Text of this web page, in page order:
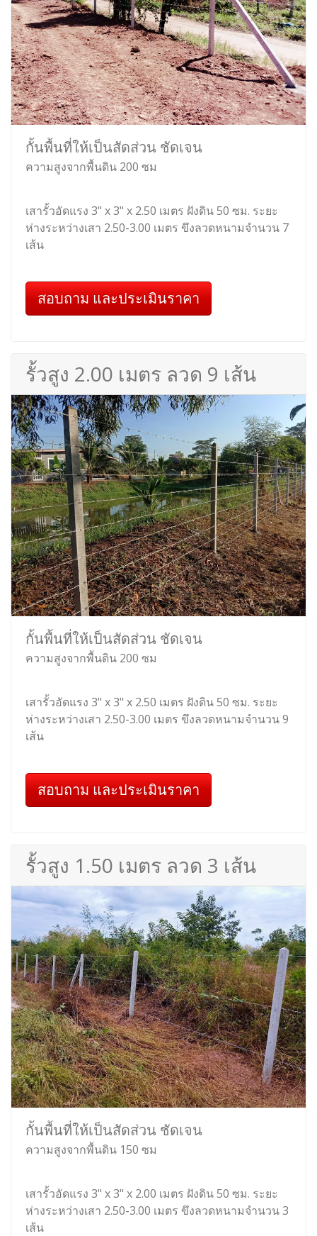
กั้นพื้นที่ให้เป็นสัดส่วน ชัดเจน
ความสูงจากพื้นดิน 200 ซม
เสารั้วอัดแรง 3" x 3" x 2.50 เมตร ฝังดิน 50 ซม. ระยะ
ห่างระหว่างเสา 2.50-3.00 เมตร ขึงลวดหนามจำนวน 7
เส้น
สอบถาม และประเมินราคา
รั้วสูง 2.00 เมตร ลวด 9 เส้น
กั้นพื้นที่ให้เป็นสัดส่วน ชัดเจน
ความสูงจากพื้นดิน 200 ซม
เสารั้วอัดแรง 3" x 3" x 2.50 เมตร ฝังดิน 50 ซม. ระยะ
ห่างระหว่างเสา 2.50-3.00 เมตร ขึงลวดหนามจำนวน 9
เส้น
สอบถาม และประเมินราคา
รั้วสูง 1.50 เมตร ลวด 3 เส้น
กั้นพื้นที่ให้เป็นสัดส่วน ชัดเจน
ความสูงจากพื้นดิน 150 ซม
เสารั้วอัดแรง 3" x 3" x 2.00 เมตร ฝังดิน 50 ซม. ระยะ
ห่างระหว่างเสา 2.50-3.00 เมตร ขึงลวดหนามจำนวน 3
เส้น